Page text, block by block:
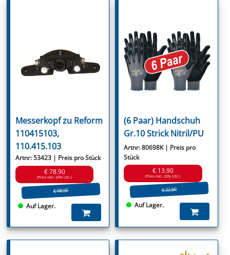
Messerkopf zu Reform
110415103,
110.415.103
Artnr: 53423 | Preis pro Stück
€ 78.90
(Preis inkl. 20% USt.)
€ 98.90
Auf Lager.
(6 Paar) Handschuh
Gr.10 Strick Nitril/PU
Artnr: 80698K | Preis pro
Stück
€ 13.90
(Preis inkl. 20% USt.)
€ 22.80
Auf Lager.